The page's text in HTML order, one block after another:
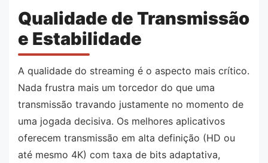
Qualidade de Transmissão
e Estabilidade
A qualidade do streaming é o aspecto mais crítico.
Nada frustra mais um torcedor do que uma
transmissão travando justamente no momento de
uma jogada decisiva. Os melhores aplicativos
oferecem transmissão em alta definição (HD ou
até mesmo 4K) com taxa de bits adaptativa,